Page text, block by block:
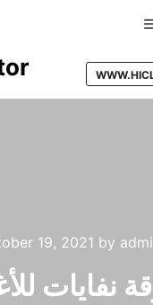
19, 2021 by
نفايات